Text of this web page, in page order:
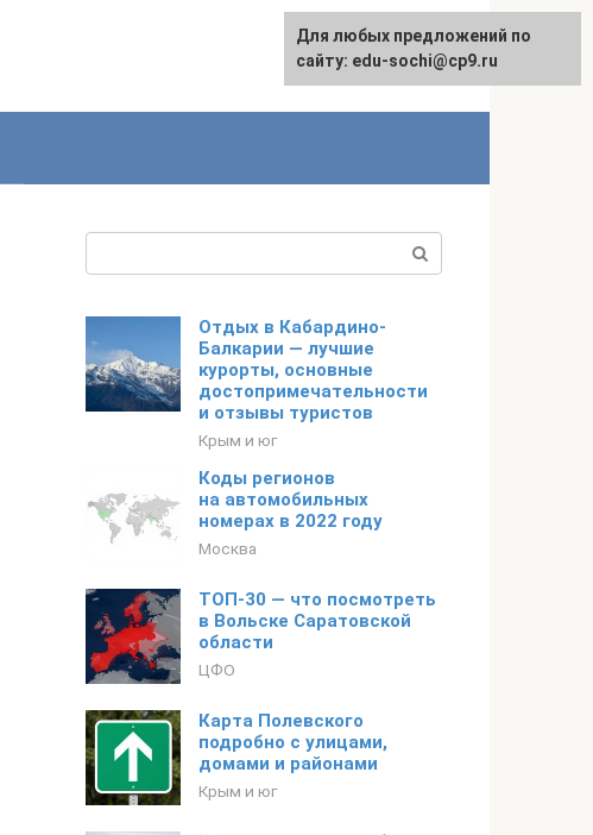
English
Отдых в Кабардино-
Балкарии — лучшие
курорты, основные
достопримечательности
и отзывы туристов
Крым и юг
Коды регионов
на автомобильных
номерах в 2022 году
Москва
ТОП-30 — что посмотреть
в Вольске Саратовской
области
ЦФО
Карта Полевского
подробно с улицами,
домами и районами
Крым и юг
Для любых предложений по
сайту: edu-sochi@cp9.ru